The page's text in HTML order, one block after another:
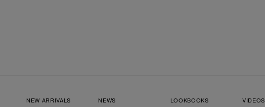
NEW ARRIVALS NEWS LOOKBOOKS VIDEOS